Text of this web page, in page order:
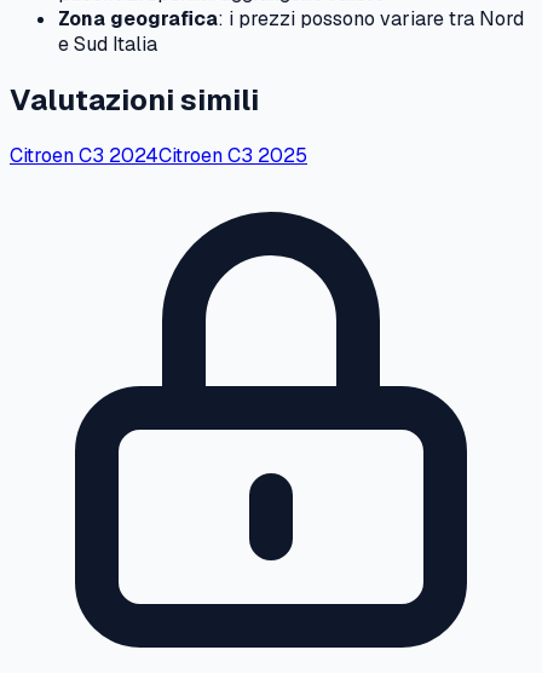
Zona geografica: i prezzi possono variare tra Nord
e Sud Italia
Valutazioni simili
CitroenC3 2024CitroenC3 2025